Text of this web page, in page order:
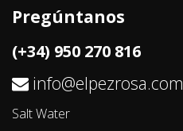
Pregúntanos
(+34) 950 270 816
info@elpezrosa.com
Salt Water